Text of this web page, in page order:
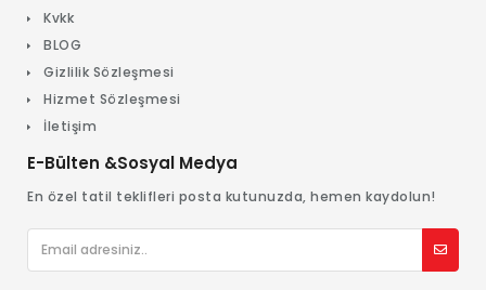
Kvkk
BLOG
Gizlilik Sözleşmesi
Hizmet Sözleşmesi
İletişim
E-Bülten &Sosyal Medya
En özel tatil teklifleri posta kutunuzda, hemen kaydolun!